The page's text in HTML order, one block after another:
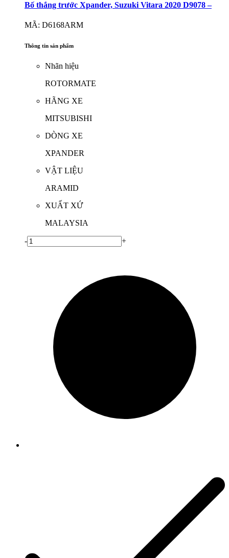
Bố thắng trước Xpander, Suzuki Vitara 2020 D9078 –
MÃ: D6168ARM
Thông tin sản phẩm
Nhãn hiệu
ROTORMATE
HÃNG XE
MITSUBISHI
DÒNG XE
XPANDER
VẬT LIỆU
ARAMID
XUẤT XỨ
MALAYSIA
- +